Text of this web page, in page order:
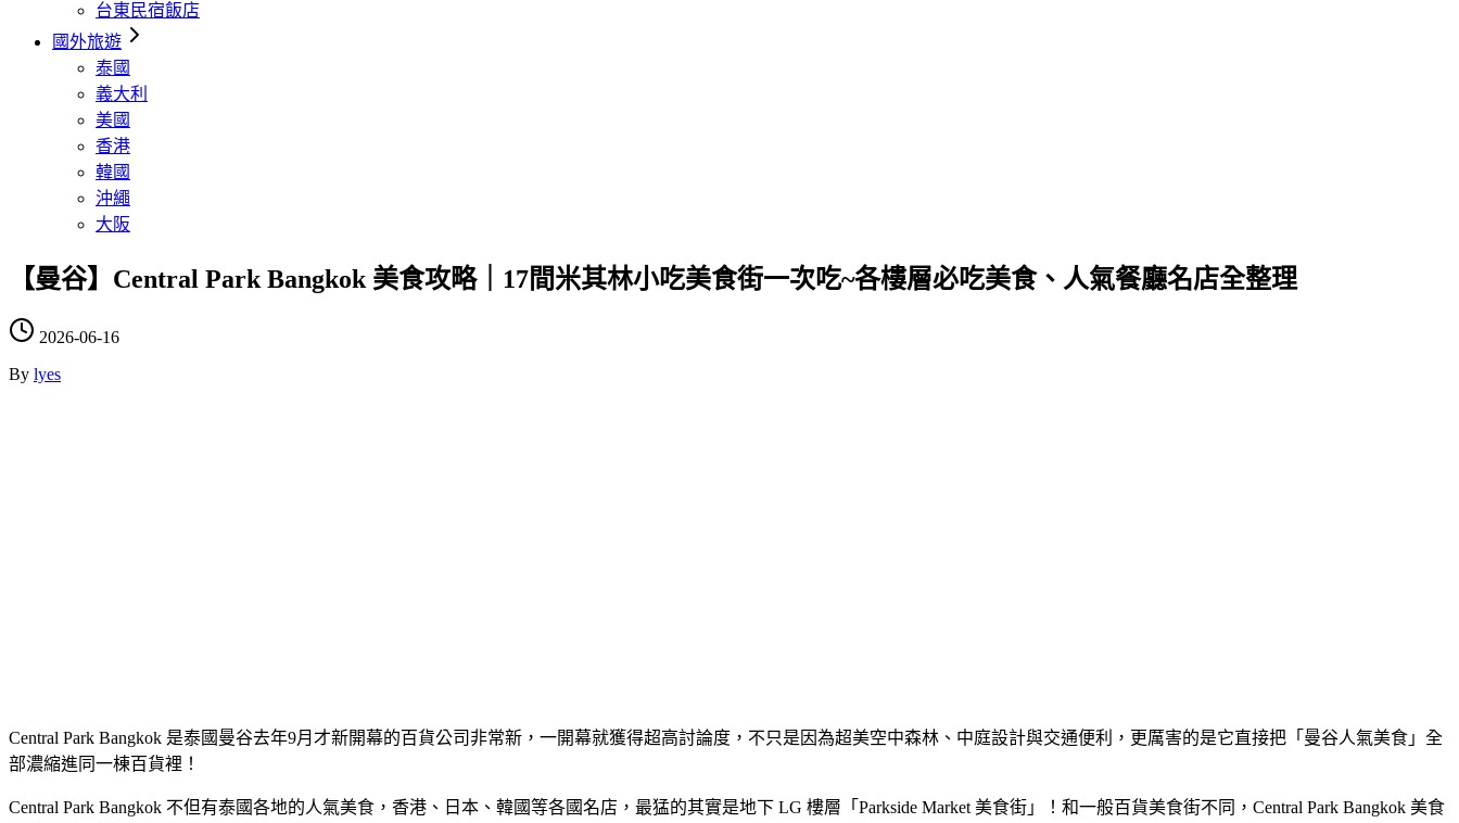
台東民宿飯店
國外旅遊
泰國
義大利
美國
香港
韓國
沖繩
大阪
【曼谷】Central Park Bangkok 美食攻略｜17間米其林小吃美食街一次吃~各樓層必吃美食、人氣餐廳名店全整理
2026-06-16
By lyes
Central Park Bangkok 是泰國曼谷去年9月才新開幕的百貨公司非常新，一開幕就獲得超高討論度，不只是因為超美空中森林、中庭設計與交通便利，更厲害的是它直接把「曼谷人氣美食」全
部濃縮進同一棟百貨裡！
Central Park Bangkok 不但有泰國各地的人氣美食，香港、日本、韓國等各國名店，最猛的其實是地下 LG 樓層「Parkside Market 美食街」！和一般百貨美食街不同，Central Park Bangkok 美食